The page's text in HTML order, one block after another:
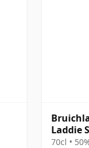
Laddie
70cl •